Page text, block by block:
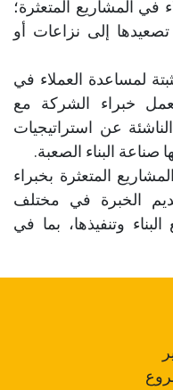
في المشاريع المتعثرة؛
إلى نزاعات أو
لمساعدة العملاء في
يعمل خبراء الشركة مع
عن استراتيجيات
صناعة البناء الصعبة.
المتعثرة بخبراء
الخبرة في مختلف
وتنفيذها، بما في